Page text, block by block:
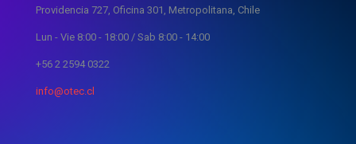
Providencia 727, Oficina 301, Metropolitana, Chile
Lun - Vie 8:00 - 18:00 / Sab 8:00 - 14:00
+56 2 2594 0322
info@otec.cl